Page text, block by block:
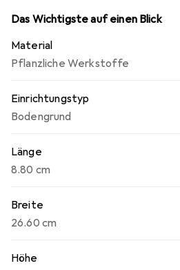
Das Wichtigste auf einen Blick
Material
Pflanzliche Werkstoffe
Einrichtungstyp
Bodengrund
Länge
8.80 cm
Breite
26.60 cm
Höhe